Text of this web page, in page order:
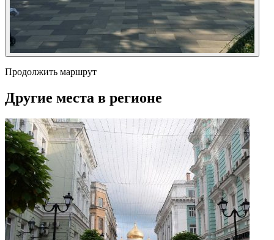
Продолжить маршрут
Другие места в регионе